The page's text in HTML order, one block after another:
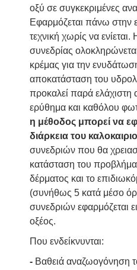
οξύ σε συγκεκριμένες
Εφαρμόζεται πάνω στην
τεχνική χωρίς να ενίεται.
συνεδρίας
κρέμας για την
αποκατάσταση του
προκαλεί παρά ελάχιστη
ερύθημα και καθόλου
η μέθοδος μπορεί να
διάρκεια του
συνεδριών που θα
κατάσταση του
δέρματος και το
(συνήθως 5 κατά μέσο
συνεδριών εφαρμόζεται
οξέος.
Που ενδείκνυνται:
- Βαθειά αναζωογόνηση